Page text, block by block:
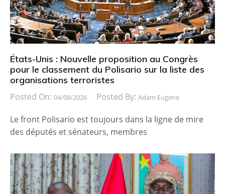
États-Unis : Nouvelle proposition au Congrès
pour le classement du Polisario sur la liste des
organisations terroristes
Posted On: 04/08/2026 Posted By: Adam Eugene
Le front Polisario est toujours dans la ligne de mire
des députés et sénateurs, membres